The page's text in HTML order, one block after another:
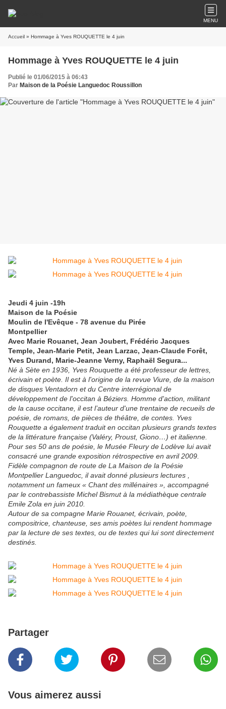
MENU
Accueil » Hommage à Yves ROUQUETTE le 4 juin
Hommage à Yves ROUQUETTE le 4 juin
Publié le 01/06/2015 à 06:43
Par Maison de la Poésie Languedoc Roussillon
Jeudi 4 juin -19h
Maison de la Poésie
Moulin de l'Evêque - 78 avenue du Pirée
Montpellier
Avec Marie Rouanet, Jean Joubert, Frédéric Jacques
Temple, Jean-Marie Petit, Jean Larzac, Jean-Claude Forêt,
Yves Durand, Marie-Jeanne Verny, Raphaël Segura...
Né à Sète en 1936, Yves Rouquette a été professeur de lettres,
écrivain et poète. Il est à l'origine de la revue Viure, de la maison
de disques Ventadorn et du Centre interrégional de
développement de l'occitan à Béziers. Homme d'action, militant
de la cause occitane, il est l’auteur d'une trentaine de recueils de
poésie, de romans, de pièces de théâtre, de contes. Yves
Rouquette a également traduit en occitan plusieurs grands textes
de la littérature française (Valéry, Proust, Giono…) et italienne.
Pour ses 50 ans de poésie, le Musée Fleury de Lodève lui avait
consacré une grande exposition rétrospective en avril 2009.
Fidèle compagnon de route de La Maison de la Poésie
Montpellier Languedoc, il avait donné plusieurs lectures ,
notamment un fameux « Chant des millénaires », accompagné
par le contrebassiste Michel Bismut à la médiathèque centrale
Emile Zola en juin 2010.
Autour de sa compagne Marie Rouanet, écrivain, poète,
compositrice, chanteuse, ses amis poètes lui rendent hommage
par la lecture de ses textes, ou de textes qui lui sont directement
destinés.
Partager
Vous aimerez aussi